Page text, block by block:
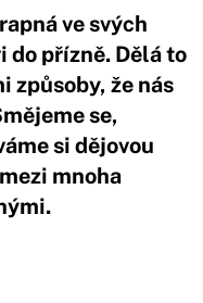
ve svých
do přízně. Dělá to
způsoby, že nás
se,
si dějovou
mnoha